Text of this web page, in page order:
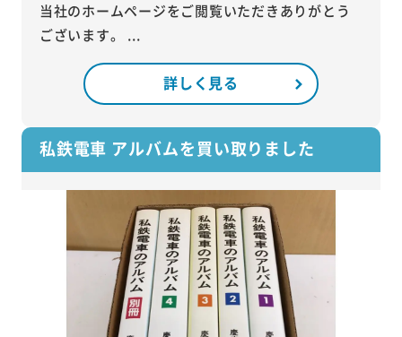
当社のホームページをご閲覧いただきありがとう
ございます。 ...
詳しく見る
私鉄電車 アルバムを買い取りました